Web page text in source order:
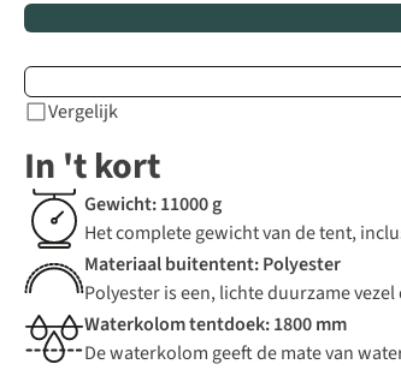
Vergelijk
In 't kort
Gewicht: 11000 g
Het complete gewicht van de tent,
Materiaal buitentent: Polyester
Polyester is een, lichte duurzame
Waterkolom tentdoek: 1800 mm
De waterkolom geeft de mate van